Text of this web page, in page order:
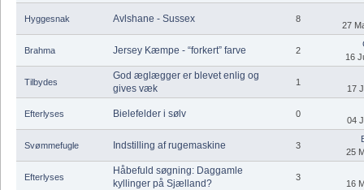
Hyggesnak Avlshane - Sussex 8
27
Brahma Jersey Kæmpe - “forkert” farve 2
16
Tilbydes
God æglægger er blevet enlig og
gives væk
1
17
Efterlyses Bielefelder i sølv 0
04
Svømmefugle Indstilling af rugemaskine 3
25
Efterlyses
Håbefuld søgning: Daggamle
kyllinger på Sjælland?
3
16